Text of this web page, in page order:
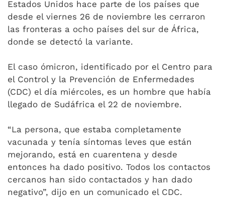
Estados Unidos hace parte de los países que
desde el viernes 26 de noviembre les cerraron
las fronteras a ocho países del sur de África,
donde se detectó la variante.
El caso ómicron, identificado por el Centro para
el Control y la Prevención de Enfermedades
(CDC) el día miércoles, es un hombre que había
llegado de Sudáfrica el 22 de noviembre.
“La persona, que estaba completamente
vacunada y tenía síntomas leves que están
mejorando, está en cuarentena y desde
entonces ha dado positivo. Todos los contactos
cercanos han sido contactados y han dado
negativo”, dijo en un comunicado el CDC.